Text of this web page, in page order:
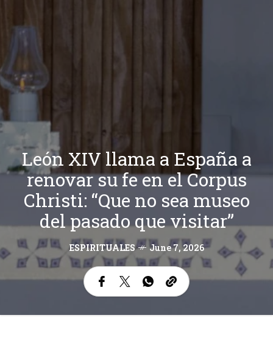
León XIV llama a España a
renovar su fe en el Corpus
Christi: “Que no sea museo
del pasado que visitar”
ESPIRITUALES June 7, 2026